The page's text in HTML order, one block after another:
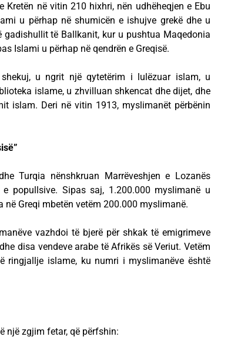
në vitin 210 hixhri, nën udhëheqjen e Ebu
u përhap në shumicën e ishujve grekë dhe u
të Ballkanit, kur u pushtua Maqedonia
Islami u përhap në qendrën e Greqisë.
u ngrit një qytetërim i lulëzuar islam, u
islame, u zhvilluan shkencat dhe dijet, dhe
islam. Deri në vitin 1913, myslimanët përbënin
Turqia nënshkruan Marrëveshjen e Lozanës
popullsive. Sipas saj, 1.200.000 myslimanë u
në Greqi mbetën vetëm 200.000 myslimanë.
vazhdoi të bjerë për shkak të emigrimeve
disa vendeve arabe të Afrikës së Veriut. Vetëm
ringjallje islame, ku numri i myslimanëve është
një zgjim fetar, që përfshin: